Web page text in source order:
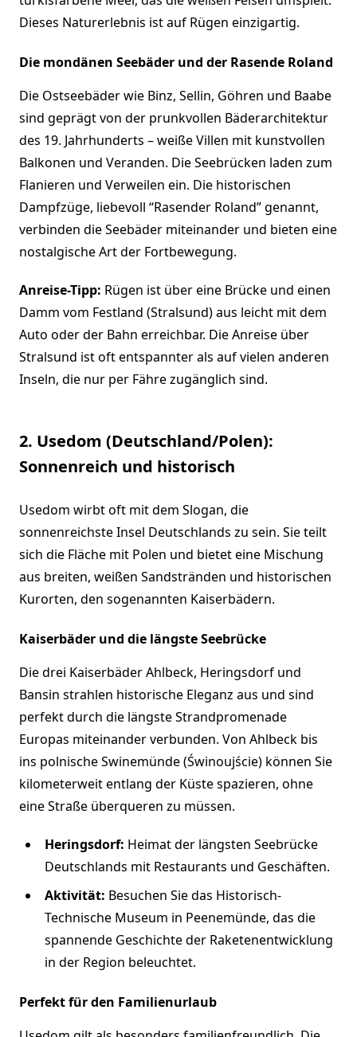
Dieses Naturerlebnis ist auf Rügen einzigartig.
Die mondänen Seebäder und der Rasende Roland
Die Ostseebäder wie Binz, Sellin, Göhren und Baabe
sind geprägt von der prunkvollen Bäderarchitektur
des 19. Jahrhunderts – weiße Villen mit kunstvollen
Balkonen und Veranden. Die Seebrücken laden zum
Flanieren und Verweilen ein. Die historischen
Dampfzüge, liebevoll “Rasender Roland” genannt,
verbinden die Seebäder miteinander und bieten eine
nostalgische Art der Fortbewegung.
Anreise-Tipp: Rügen ist über eine Brücke und einen
Damm vom Festland (Stralsund) aus leicht mit dem
Auto oder der Bahn erreichbar. Die Anreise über
Stralsund ist oft entspannter als auf vielen anderen
Inseln, die nur per Fähre zugänglich sind.
2. Usedom (Deutschland/Polen):
Sonnenreich und historisch
Usedom wirbt oft mit dem Slogan, die
sonnenreichste Insel Deutschlands zu sein. Sie teilt
sich die Fläche mit Polen und bietet eine Mischung
aus breiten, weißen Sandstränden und historischen
Kurorten, den sogenannten Kaiserbädern.
Kaiserbäder und die längste Seebrücke
Die drei Kaiserbäder Ahlbeck, Heringsdorf und
Bansin strahlen historische Eleganz aus und sind
perfekt durch die längste Strandpromenade
Europas miteinander verbunden. Von Ahlbeck bis
ins polnische Swinemünde (Świnoujście) können Sie
kilometerweit entlang der Küste spazieren, ohne
eine Straße überqueren zu müssen.
Heringsdorf: Heimat der längsten Seebrücke
Deutschlands mit Restaurants und Geschäften.
Aktivität: Besuchen Sie das Historisch-
Technische Museum in Peenemünde, das die
spannende Geschichte der Raketenentwicklung
in der Region beleuchtet.
Perfekt für den Familienurlaub